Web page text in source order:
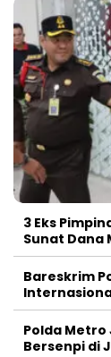
3 Eks
Sunat Dana
Bareskrim
Polda
Bersenpi di